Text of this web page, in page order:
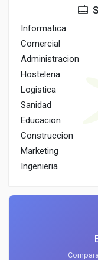
Informatica
Comercial
Administracion
Hosteleria
Logistica
Sanidad
Educacion
Construccion
Marketing
Ingenieria